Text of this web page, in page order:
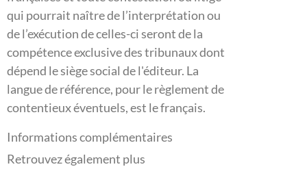
qui pourrait naître de l’interprétation ou
de l’exécution de celles-ci seront de la
compétence exclusive des tribunaux dont
dépend le siège social de l'éditeur. La
langue de référence, pour le règlement de
contentieux éventuels, est le français.
Informations complémentaires
Retrouvez également plus